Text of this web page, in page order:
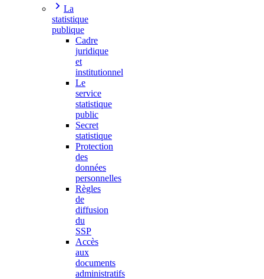
La
statistique
publique
Cadre
juridique
et
institutionnel
Le
service
statistique
public
Secret
statistique
Protection
des
données
personnelles
Règles
de
diffusion
du
SSP
Accès
aux
documents
administratifs